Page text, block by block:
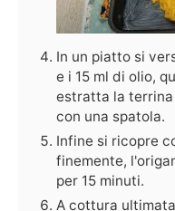
In un piatto si
e i 15 ml di olio,
estratta la
con una spatola.
Infine si ricopre
finemente,
per 15 minuti.
A cottura